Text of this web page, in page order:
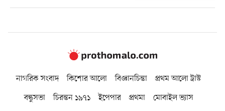
নাগরিক সংবাদ কিশোর আলো বিজ্ঞানচিন্তা
প্রথম আলো ট্রাস্ট
বন্ধুসভা
চিরন্তন ১৯৭১ ইপেপার প্রথমা মোবাইল ভ্যাস